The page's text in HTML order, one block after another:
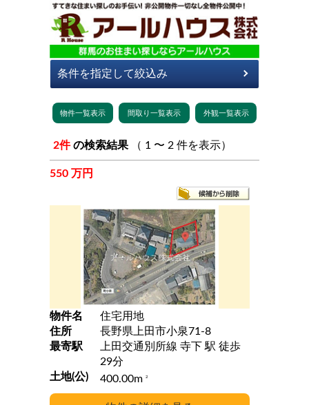
2件 の検索結果 （ 1 〜 2 件を表示）
550 万円
物件名
住宅用地
住所
長野県上田市小泉71-8
最寄駅
上田交通別所線 寺下 駅 徒歩
29分
土地(公)
400.00m 2